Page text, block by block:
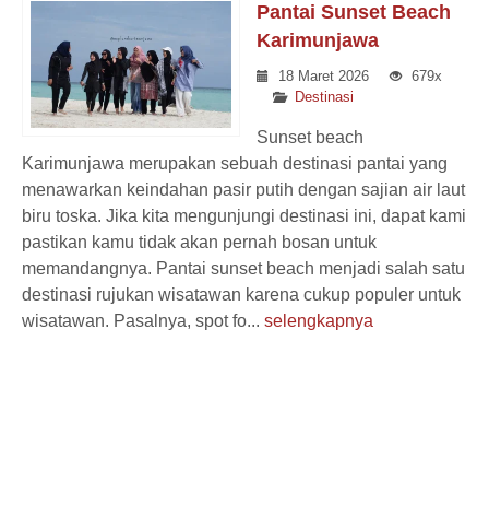
Pantai Sunset Beach
Karimunjawa
18 Maret 2026
679x
Destinasi
Sunset beach
Karimunjawa merupakan sebuah destinasi pantai yang
menawarkan keindahan pasir putih dengan sajian air laut
biru toska. Jika kita mengunjungi destinasi ini, dapat kami
pastikan kamu tidak akan pernah bosan untuk
memandangnya. Pantai sunset beach menjadi salah satu
destinasi rujukan wisatawan karena cukup populer untuk
wisatawan. Pasalnya, spot fo... selengkapnya